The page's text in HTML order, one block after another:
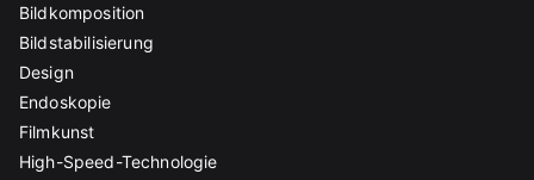
Bildkomposition
Bildstabilisierung
Design
Endoskopie
Filmkunst
High-Speed-Technologie